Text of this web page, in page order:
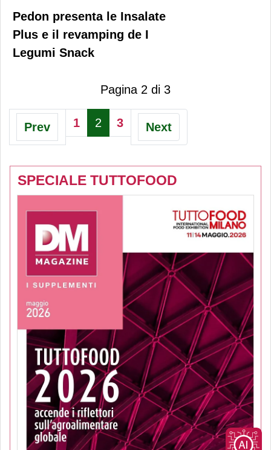
Pedon presenta le Insalate
Plus e il revamping de I
Legumi Snack
Pagina 2 di 3
Prev 1 2 3 Next
SPECIALE TUTTOFOOD